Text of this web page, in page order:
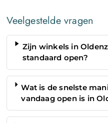
Veelgestelde vragen
Zijn winkels in
standaard open?
Wat is de snelste
vandaag open is in